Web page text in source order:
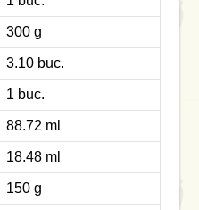
300 g
3.10 buc.
1 buc.
88.72 ml
18.48 ml
150 g